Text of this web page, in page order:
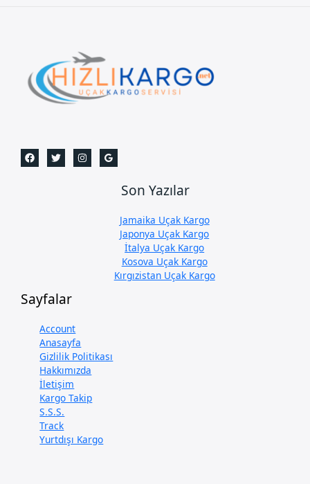
Son Yazılar
Jamaika Uçak Kargo
Japonya Uçak Kargo
İtalya Uçak Kargo
Kosova Uçak Kargo
Kırgızistan Uçak Kargo
Sayfalar
Account
Anasayfa
Gizlilik Politikası
Hakkımızda
İletişim
Kargo Takip
S.S.S.
Track
Yurtdışı Kargo